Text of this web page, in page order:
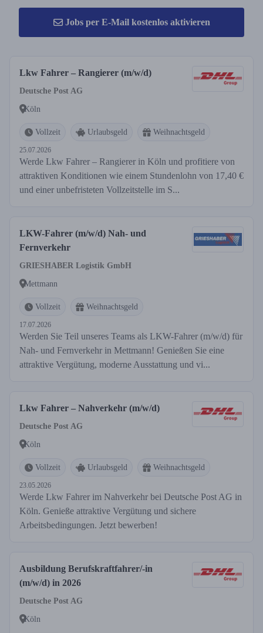
Jobs per E-Mail kostenlos aktivieren
Lkw Fahrer – Rangierer (m/w/d)
Deutsche Post AG
Köln
Vollzeit Urlaubsgeld Weihnachtsgeld
25.07.2026
Werde Lkw Fahrer – Rangierer in Köln und profitiere von
attraktiven Konditionen wie einem Stundenlohn von 17,40 €
und einer unbefristeten Vollzeitstelle im S...
LKW-Fahrer (m/w/d) Nah- und
Fernverkehr
GRIESHABER Logistik GmbH
Mettmann
Vollzeit Weihnachtsgeld
17.07.2026
Werden Sie Teil unseres Teams als LKW-Fahrer (m/w/d) für
Nah- und Fernverkehr in Mettmann! Genießen Sie eine
attraktive Vergütung, moderne Ausstattung und vi...
Lkw Fahrer – Nahverkehr (m/w/d)
Deutsche Post AG
Köln
Vollzeit Urlaubsgeld Weihnachtsgeld
23.05.2026
Werde Lkw Fahrer im Nahverkehr bei Deutsche Post AG in
Köln. Genieße attraktive Vergütung und sichere
Arbeitsbedingungen. Jetzt bewerben!
Ausbildung Berufskraftfahrer/-in
(m/w/d) in 2026
Deutsche Post AG
Köln